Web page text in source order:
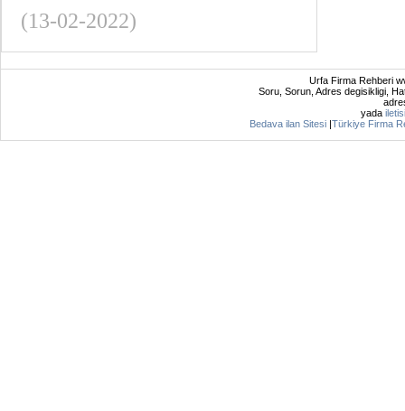
(13-02-2022)
Urfa Firma Rehberi
Soru, Sorun, Adres degisikligi,
yada
Bedava ilan Sitesi |Türkiye Firma